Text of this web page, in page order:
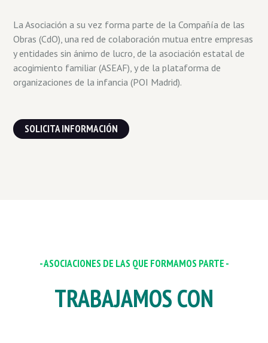
La Asociación a su vez forma parte de la Compañía de las
Obras (CdO), una red de colaboración mutua entre empresas
y entidades sin ánimo de lucro, de la asociación estatal de
acogimiento familiar (ASEAF), y de la plataforma de
organizaciones de la infancia (POI Madrid).
SOLICITA INFORMACIÓN
- ASOCIACIONES DE LAS QUE FORMAMOS PARTE -
TRABAJAMOS CON